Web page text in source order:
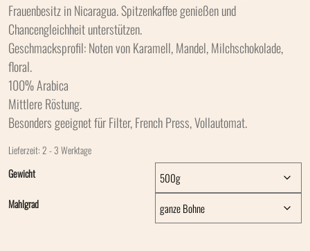
Frauenbesitz in Nicaragua. Spitzenkaffee genießen und
Chancengleichheit unterstützen.
Geschmacksprofil: Noten von Karamell, Mandel, Milchschokolade,
floral.
100% Arabica
Mittlere Röstung.
Besonders geeignet für Filter, French Press, Vollautomat.
Lieferzeit: 2 - 3 Werktage
Gewicht
Mahlgrad